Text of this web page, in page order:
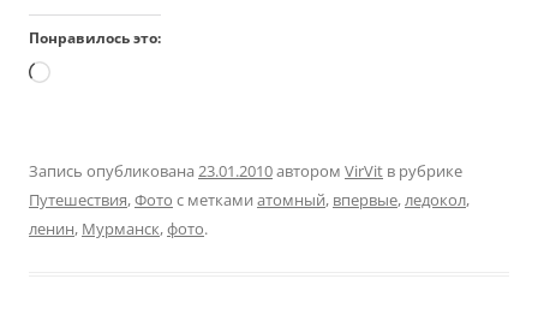
Понравилось это:
Загрузка…
Запись опубликована 23.01.2010автором VirVit в рубрике
Путешествия,Фото с метками атомный, впервые,ледокол,
ленин, Мурманск,фото.